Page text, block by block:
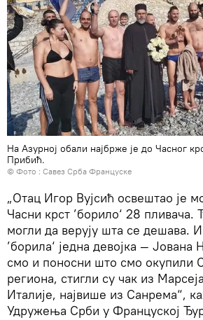
На Азурној обали најбрже је до Часног
Прибић.
© Фото : Савез Срба Француске
„Отац Игор Вујсић освештао је
Часни крст ’борило‘ 28 пливача.
могли да верују шта се дешава.
’борила‘ једна девојка —
смо и поносни што смо окупили
региона, стигли су чак из
Италије, највише из Санрема“,
Удружења Срби у Француској